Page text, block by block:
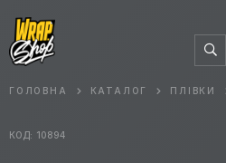
ГОЛОВНА КАТАЛОГ ПЛІВКИ
КОД: 10894